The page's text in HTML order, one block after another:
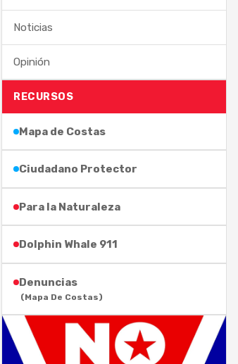
Noticias
Opinión
RECURSOS
Mapa de Costas
Ciudadano Protector
Para la Naturaleza
Dolphin Whale 911
Denuncias
(Mapa De Costas)